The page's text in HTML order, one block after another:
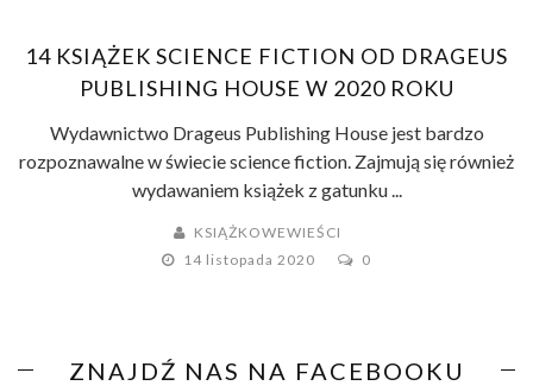
14 KSIĄŻEK SCIENCE FICTION OD DRAGEUS
PUBLISHING HOUSE W 2020 ROKU
Wydawnictwo Drageus Publishing House jest bardzo
rozpoznawalne w świecie science fiction. Zajmują się również
wydawaniem książek z gatunku ...
KSIĄŻKOWEWIEŚCI
14 listopada 2020
0
ZNAJDŹ NAS NA FACEBOOKU